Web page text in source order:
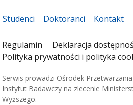
Studenci Doktoranci Kontakt
Regulamin
Deklaracja
Polityka prywatności i polityka
Serwis prowadzi Ośrodek
Instytut Badawczy na zlecenie
Wyższego.